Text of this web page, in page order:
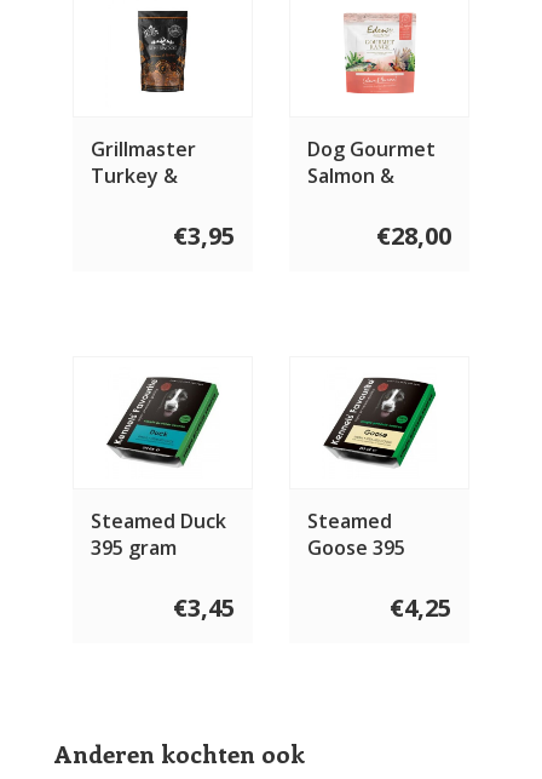
Grillmaster
Turkey &
€3,95
Dog Gourmet
Salmon &
€28,00
Steamed Duck
395 gram
€3,45
Steamed
Goose 395
€4,25
Anderen kochten ook